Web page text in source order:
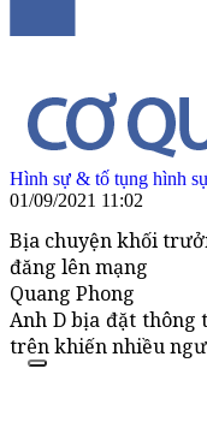
Hình sự & tố tụng hình
01/09/2021 11:02
Bịa chuyện khối
đăng lên mạng
Quang Phong
Anh D bịa đặt
trên khiến nhiều